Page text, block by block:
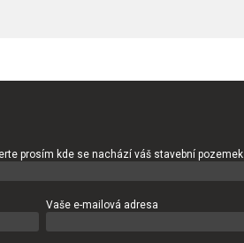
prosím kde se nachází váš stavební pozemek.
Vaše e-mailová adresa